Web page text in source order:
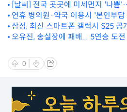
즈’ 2위
[날씨] 전국 곳곳에 미세먼지 '나쁨
연휴 병의원·약국 이용시 '본인부
삼성, 최신 스마트폰 갤럭시 S25
이드"
오유진, 송실장에 패배... 5연승 도
0